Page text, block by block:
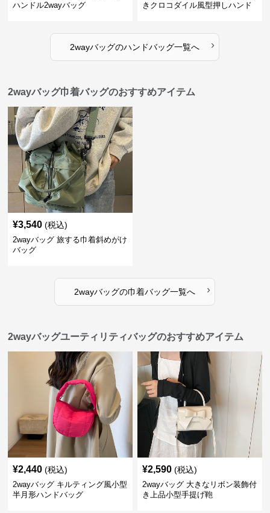
ハンドル2wayバッグ
きクロコダイル風型押しハンド
2wayバッグのハンドバッグ一覧へ ›
2wayバッグ巾着バッグのおすすめアイテム
¥3,540 (税込)
2wayバッグ 旅する巾着斜めがけ
バッグ
2wayバッグの巾着バッグ一覧へ ›
2wayバッグユーティリティバッグのおすすめアイテム
¥2,440 (税込)
2wayバッグ キルティング風小型
半月形ハンドバッグ
¥2,590 (税込)
2wayバッグ 大きなリボン装飾付
き上品小型手提げ鞄